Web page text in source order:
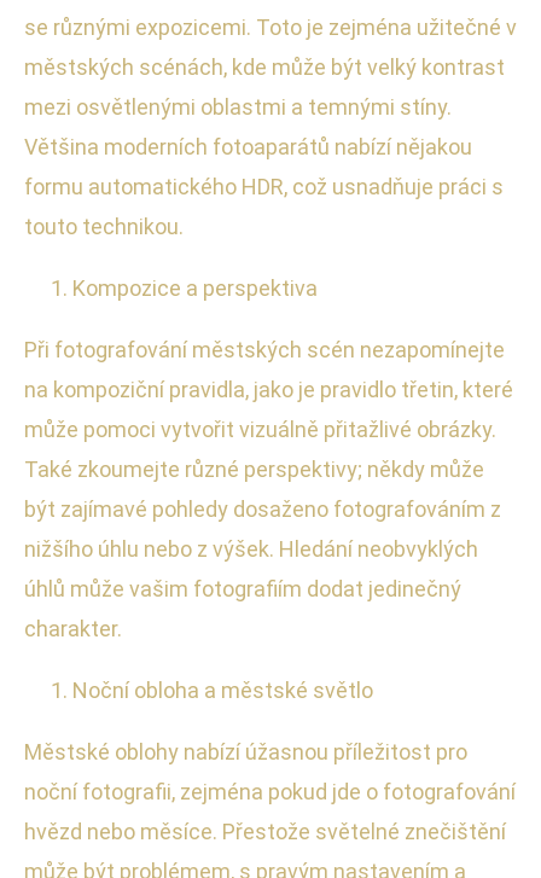
se různými expozicemi. Toto je zejména užitečné v
městských scénách, kde může být velký kontrast
mezi osvětlenými oblastmi a temnými stíny.
Většina moderních fotoaparátů nabízí nějakou
formu automatického HDR, což usnadňuje práci s
touto technikou.
Kompozice a perspektiva
Při fotografování městských scén nezapomínejte
na kompoziční pravidla, jako je pravidlo třetin, které
může pomoci vytvořit vizuálně přitažlivé obrázky.
Také zkoumejte různé perspektivy; někdy může
být zajímavé pohledy dosaženo fotografováním z
nižšího úhlu nebo z výšek. Hledání neobvyklých
úhlů může vašim fotografiím dodat jedinečný
charakter.
Noční obloha a městské světlo
Městské oblohy nabízí úžasnou příležitost pro
noční fotografii, zejména pokud jde o fotografování
hvězd nebo měsíce. Přestože světelné znečištění
může být problémem, s pravým nastavením a